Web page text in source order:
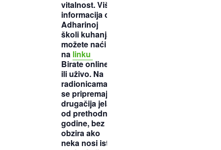
vitalnost. Više
informacija o
Adharinoj
školi kuhanja
možete naći
na linku
Birate online
ili uživo. Na
radionicama
se pripremaju
drugačija jela
od prethodne
godine, bez
obzira ako
neka nosi isti